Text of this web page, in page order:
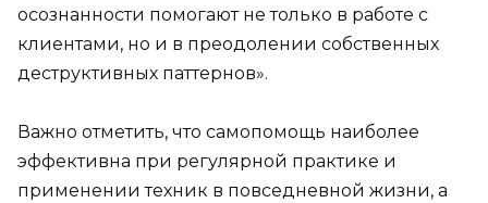
осознанности помогают не только в работе с
клиентами, но и в преодолении собственных
деструктивных паттернов».
Важно отметить, что самопомощь наиболее
эффективна при регулярной практике и
применении техник в повседневной жизни, а